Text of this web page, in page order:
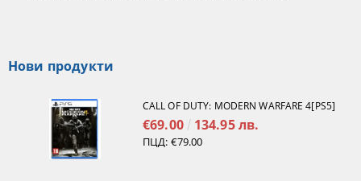
Нови продукти
CALL OF DUTY: MODERN WARFARE 4[PS5]
€69.00 134.95 лв.
ПЦД: €79.00